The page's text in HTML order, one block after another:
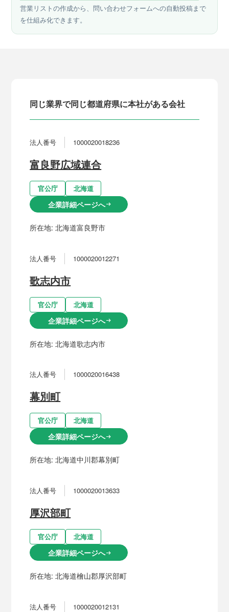
営業リストの作成から、問い合わせフォームへの自動投稿まで
を仕組み化できます。
同じ業界で同じ都道府県に本社がある会社
法人番号 1000020018236
富良野広域連合
官公庁 北海道
企業詳細ページへarrow_right_alt
所在地:北海道富良野市
法人番号 1000020012271
歌志内市
官公庁 北海道
企業詳細ページへarrow_right_alt
所在地:北海道歌志内市
法人番号 1000020016438
幕別町
官公庁 北海道
企業詳細ページへarrow_right_alt
所在地:北海道中川郡幕別町
法人番号 1000020013633
厚沢部町
官公庁 北海道
企業詳細ページへarrow_right_alt
所在地:北海道檜山郡厚沢部町
法人番号 1000020012131